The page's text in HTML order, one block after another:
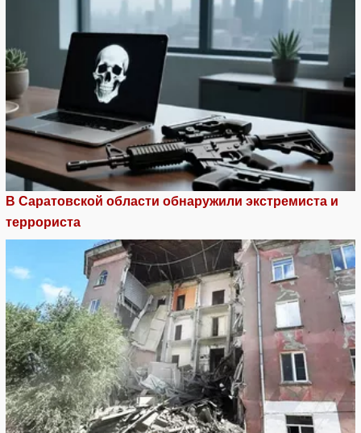
В Саратовской области обнаружили экстремиста и
террориста